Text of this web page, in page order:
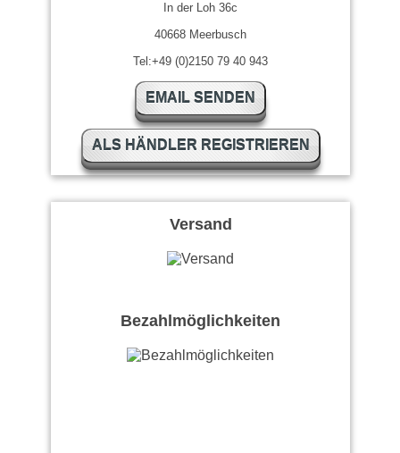
In der Loh 36c
40668 Meerbusch
Tel:+49 (0)2150 79 40 943
EMAIL SENDEN
ALS HÄNDLER REGISTRIEREN
Versand
Bezahlmöglichkeiten